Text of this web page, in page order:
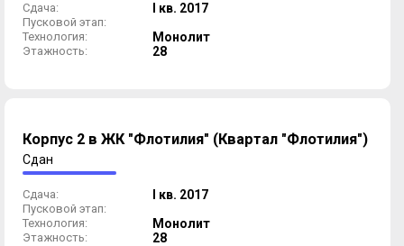
Сдача: I кв. 2017
Пусковой этап:
Технология:
Монолит
Этажность: 28
Корпус 2 в ЖК "Флотилия" (Квартал "Флотилия")
Сдан
Сдача: I кв. 2017
Пусковой этап:
Технология:
Монолит
Этажность: 28